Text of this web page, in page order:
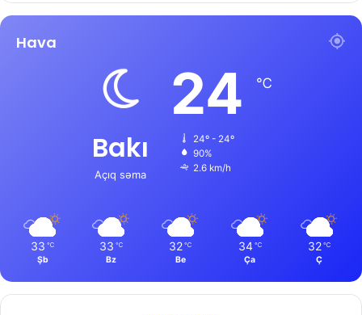
Hava
Bakı
Açıq səma
24 ℃
24º - 24º
90%
2.6 km/h
33 ℃
Şb
33 ℃
Bz
32 ℃
Be
34 ℃
Ça
32 ℃
Ç